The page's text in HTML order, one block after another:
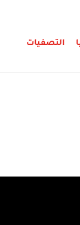
التصفيات